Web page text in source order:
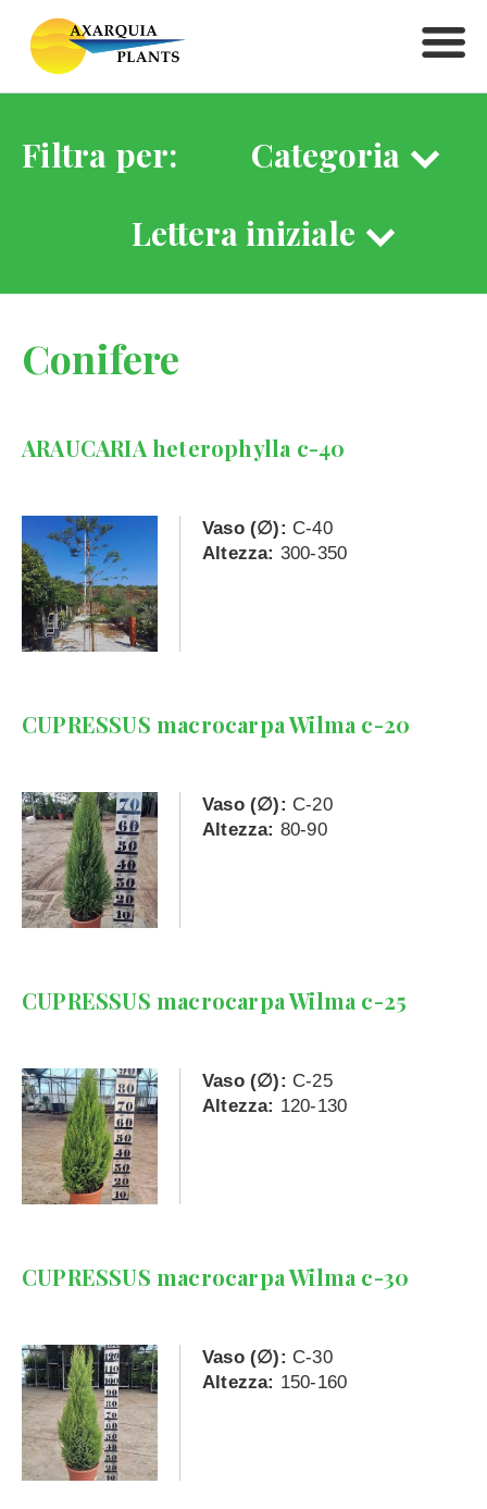
Filtra per:
Categoria
Lettera iniziale
Conifere
ARAUCARIA heterophylla c-40
Vaso (∅): C-40
Altezza: 300-350
CUPRESSUS macrocarpa Wilma c-20
Vaso (∅): C-20
Altezza: 80-90
CUPRESSUS macrocarpa Wilma c-25
Vaso (∅): C-25
Altezza: 120-130
CUPRESSUS macrocarpa Wilma c-30
Vaso (∅): C-30
Altezza: 150-160